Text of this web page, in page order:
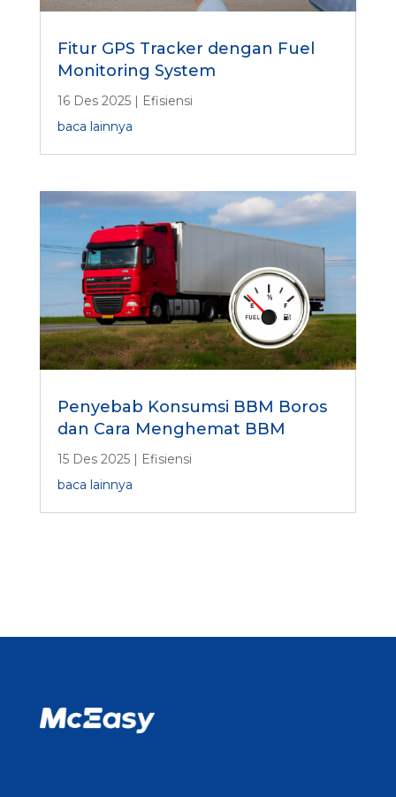
Fitur GPS Tracker dengan Fuel
Monitoring System
16 Des 2025| Efisiensi
baca lainnya
Penyebab Konsumsi BBM Boros
dan Cara Menghemat BBM
15 Des 2025| Efisiensi
baca lainnya